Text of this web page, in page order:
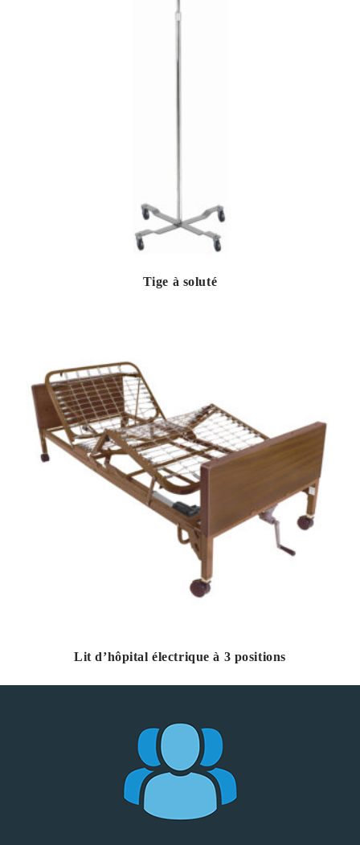
Tige à soluté
Lit d’hôpital électrique à 3 positions